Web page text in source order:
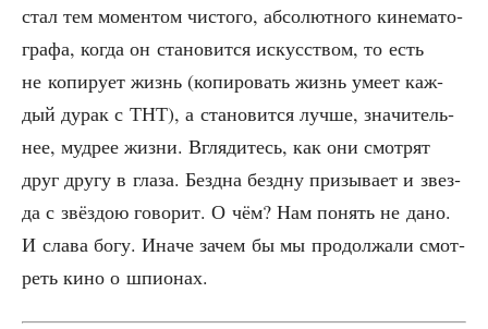
стал тем момен­том чисто­го, абсо­лют­но­го кине­ма­то­
гра­фа, когда он ста­но­вит­ся искус­ством, то есть
не копи­ру­ет жизнь (копи­ро­вать жизнь уме­ет каж­
дый дурак с ТНТ), а ста­но­вит­ся луч­ше, зна­чи­тель­
нее, муд­рее жиз­ни. Вгля­ди­тесь, как они смот­рят
друг дру­гу в гла­за. Без­дна без­дну при­зы­ва­ет и звез­
да с звёз­дою гово­рит. О чём? Нам понять не дано.
И сла­ва богу. Ина­че зачем бы мы про­дол­жа­ли смот­
реть кино о шпионах.